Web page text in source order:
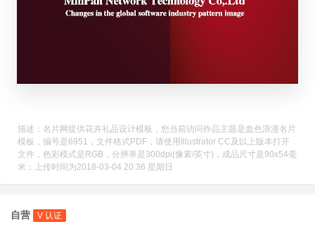
描述：名片网提供花卉礼品设计模板，您当前访问作品主题是血色浪漫名片
模板，编号是6951，文件格式PDF，请使用Illustrator CC及以上版本打开
文件，色彩模式是RGB，分辨率是300dpi(像素/英寸)，成品尺寸是90x54毫
米；上传时间为2018-03-04 20:36 星期日
自营 V 认证